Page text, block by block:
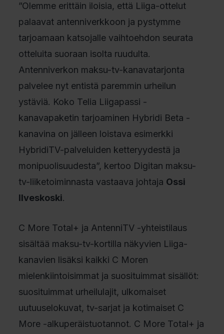
”Olemme erittäin iloisia, että Liiga-ottelut
palaavat antenniverkkoon ja pystymme
tarjoamaan katsojalle vaihtoehdon seurata
otteluita suoraan isolta ruudulta.
Antenniverkon maksu-tv-kanavatarjonta
palvelee nyt entistä paremmin urheilun
ystäviä. Koko Telia Liigapassi -
kanavapaketin tarjoaminen Hybridi Beta -
kanavina on jälleen loistava esimerkki
HybridiTV-palveluiden ketteryydestä ja
monipuolisuudesta”, kertoo Digitan maksu-
tv-liiketoiminnasta vastaava johtaja Ossi
Ilveskoski.
C More Total+ ja AntenniTV -yhteistilaus
sisältää maksu-tv-kortilla näkyvien Liiga-
kanavien lisäksi kaikki C Moren
mielenkiintoisimmat ja suosituimmat sisällöt:
suosituimmat urheilulajit, ulkomaiset
uutuuselokuvat, tv-sarjat ja kotimaiset C
More -alkuperäistuotannot. C More Total+ ja